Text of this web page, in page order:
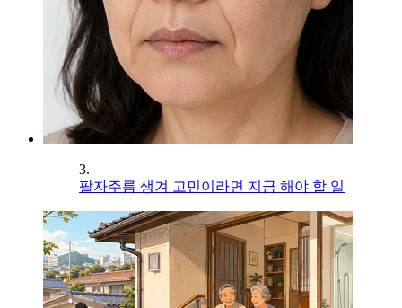
3.
팔자주름 생겨 고민이라면 지금 해야 할 일